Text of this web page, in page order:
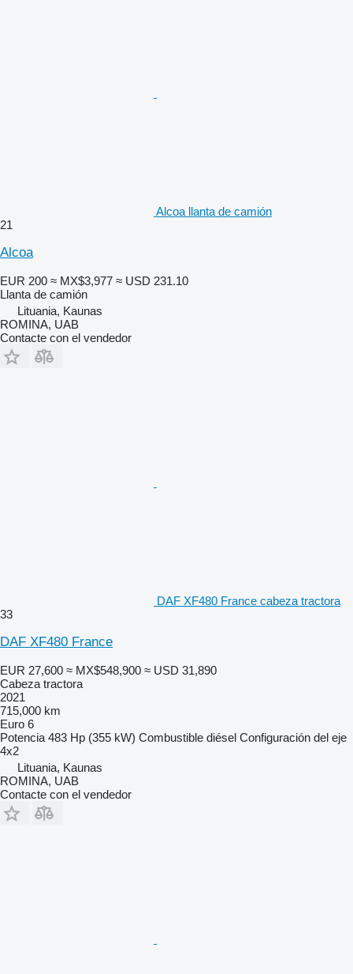
Alcoa llanta de camión
21
Alcoa
EUR 200 ≈ MX$3,977 ≈ USD 231.10
Llanta de camión
Lituania, Kaunas
ROMINA, UAB
Contacte con el vendedor
DAF XF480 France cabeza tractora
33
DAF XF480 France
EUR 27,600 ≈ MX$548,900 ≈ USD 31,890
Cabeza tractora
2021
715,000 km
Euro 6
Potencia 483 Hp (355 kW) Combustible diésel Configuración del eje
4x2
Lituania, Kaunas
ROMINA, UAB
Contacte con el vendedor